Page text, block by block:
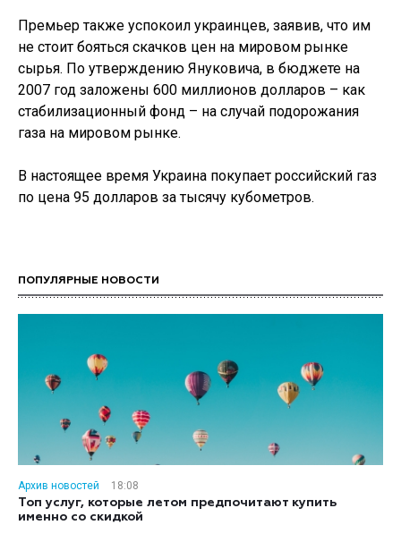
Премьер также успокоил украинцев, заявив, что им
не стоит бояться скачков цен на мировом рынке
сырья. По утверждению Януковича, в бюджете на
2007 год заложены 600 миллионов долларов – как
стабилизационный фонд – на случай подорожания
газа на мировом рынке.
В настоящее время Украина покупает российский газ
по цена 95 долларов за тысячу кубометров.
ПОПУЛЯРНЫЕ НОВОСТИ
Архив новостей
18:08
Топ услуг, которые летом предпочитают купить
именно со скидкой